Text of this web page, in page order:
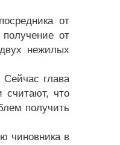
от
от
нежилых
Сейчас глава
считают, что
получить
чиновника в